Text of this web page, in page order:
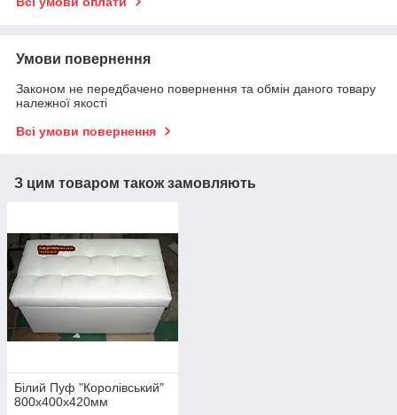
Умови повернення
Законом не передбачено повернення та обмін даного товару
належної якості
Всі умови повернення
З цим товаром також замовляють
Білий Пуф "Королівський"
800х400х420мм